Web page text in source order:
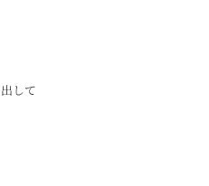
して